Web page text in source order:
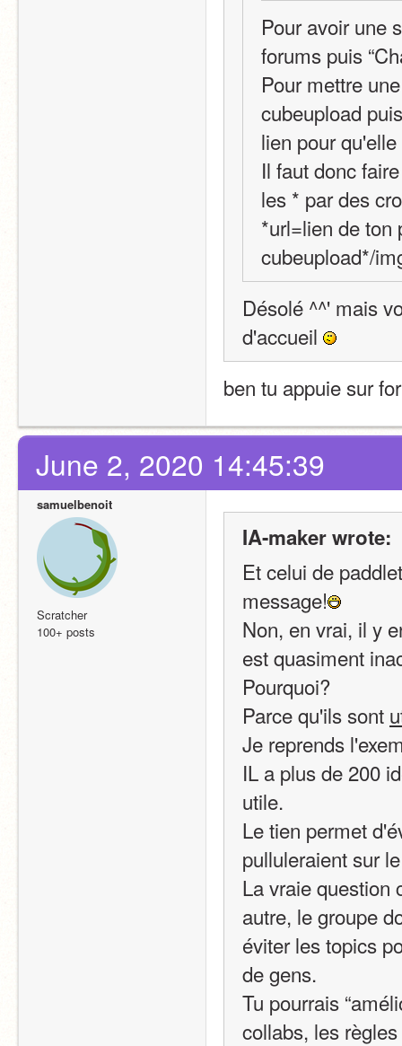
Pour avoir une
forums puis
Pour mettre
cubeupload
lien pour
Il faut donc
les * par des
*url=lien de ton
cubeupload*/
Désolé ^^' mais
d'accueil
ben tu appuie sur
June 2, 2020 14:45:39
samuelbenoit
Scratcher
100+ posts
IA-maker wrote:
Et celui de
message!
Non, en vrai, il y
est quasiment
Pourquoi?
Parce qu'ils sont
Je reprends
IL a plus de 200
utile.
Le tien permet
pulluleraient sur
La vraie question
autre, le groupe
éviter les topics
de gens.
Tu pourrais
collabs, les